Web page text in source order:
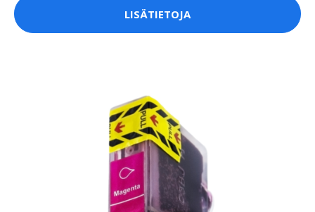
LISÄTIETOJA